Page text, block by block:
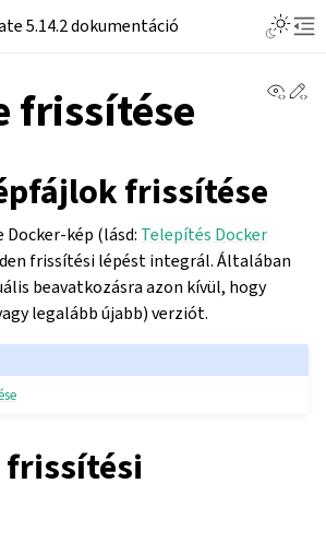
5.14.2 dokumentáció
frissítése
frissítése
kép (lásd: Telepítés Docker
frissítési lépést integrál. Általában
beavatkozásra azon kívül, hogy
legalább újabb) verziót.
frissítési